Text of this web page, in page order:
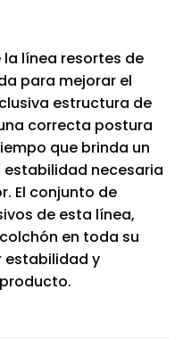
línea resortes de
para mejorar el
estructura de
correcta postura
que brinda un
necesaria
El conjunto de
de esta línea,
en toda su
estabilidad y